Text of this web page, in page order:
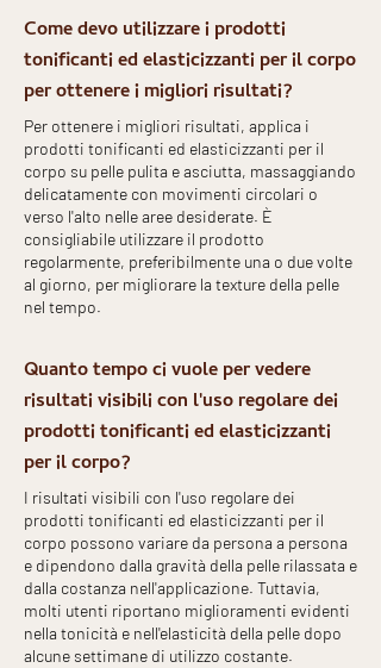
Come devo utilizzare i prodotti
tonificanti ed elasticizzanti per il corpo
per ottenere i migliori risultati?
Per ottenere i migliori risultati, applica i
prodotti tonificanti ed elasticizzanti per il
corpo su pelle pulita e asciutta, massaggiando
delicatamente con movimenti circolari o
verso l'alto nelle aree desiderate. È
consigliabile utilizzare il prodotto
regolarmente, preferibilmente una o due volte
al giorno, per migliorare la texture della pelle
nel tempo.
Quanto tempo ci vuole per vedere
risultati visibili con l'uso regolare dei
prodotti tonificanti ed elasticizzanti
per il corpo?
I risultati visibili con l'uso regolare dei
prodotti tonificanti ed elasticizzanti per il
corpo possono variare da persona a persona
e dipendono dalla gravità della pelle rilassata e
dalla costanza nell'applicazione. Tuttavia,
molti utenti riportano miglioramenti evidenti
nella tonicità e nell'elasticità della pelle dopo
alcune settimane di utilizzo costante.